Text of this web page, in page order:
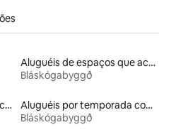
Aluguéis de espaços que aceitam animais de estimação
Bláskógabyggð
Aluguel por temporada de casas de hóspedes
Aluguéis por temporada com banheira de hidromassagem
Bláskógabyggð